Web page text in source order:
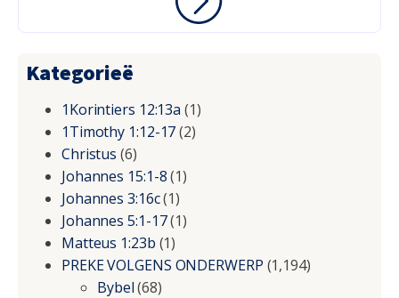
Kategorieë
1Korintiers 12:13a (1)
1Timothy 1:12-17(2)
Christus (6)
Johannes 15:1-8(1)
Johannes 3:16c(1)
Johannes 5:1-17(1)
Matteus 1:23b (1)
PREKE VOLGENS ONDERWERP (1,194)
Bybel(68)